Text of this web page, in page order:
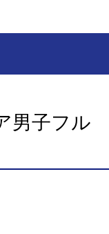
男子フル